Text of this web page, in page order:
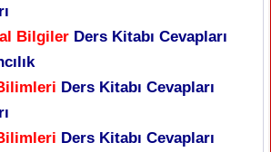
Bilgiler Ders Kitabı Cevapları
Ders Kitabı Cevapları
Ders Kitabı Cevapları